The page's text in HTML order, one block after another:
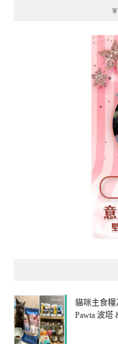
貓咪主食糧
Pawta 波塔